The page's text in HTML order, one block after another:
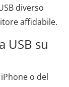
diverso
affidabile.
USB su
o del